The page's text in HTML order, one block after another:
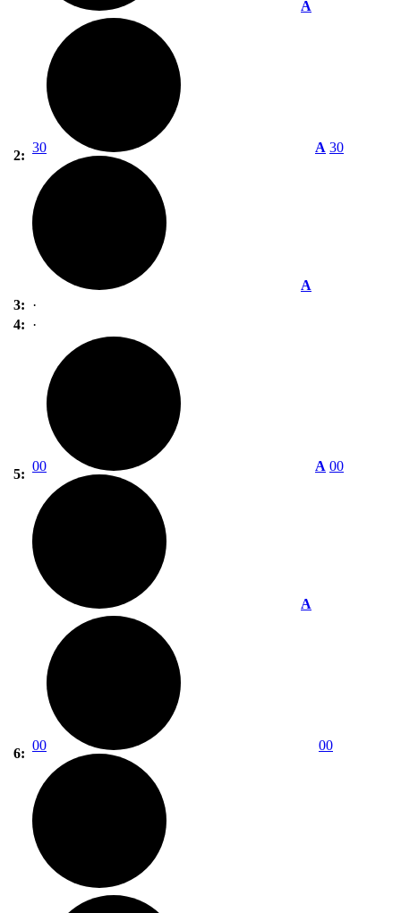
A
2:
30 A 30
A
3: ·
4: ·
5:
00 A 00
A
6:
00 00